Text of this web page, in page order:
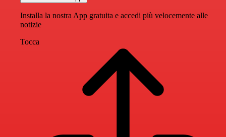
Installa la nostra App gratuita e accedi più velocemente alle
notizie
Tocca